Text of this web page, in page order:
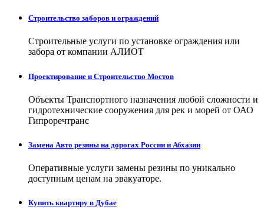
Строительство заборов и ограждений
Строительные услуги по установке ограждения или
забора от компании АЛИОТ
Проектирование и Строительство Мостов
Объекты Транспортного назначения любой сложности и
гидротехнические сооружения для рек и морей от ОАО
Гипроречтранс
Замена Авто резины на дорогах России и Абхазии
Оперативные услуги замены резины по уникально
доступным ценам на эвакуаторе.
Купить квартиру в Дубае